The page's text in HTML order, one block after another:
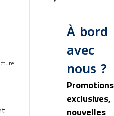
À bord
avec
nous ?
Promotions
exclusives,
nouvelles